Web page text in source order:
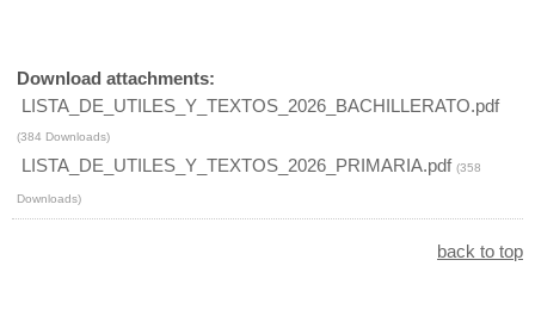
Download attachments:
LISTA_DE_UTILES_Y_TEXTOS_2026_BACHILLERATO.pdf
(384 Downloads)
LISTA_DE_UTILES_Y_TEXTOS_2026_PRIMARIA.pdf (358
Downloads)
back to top